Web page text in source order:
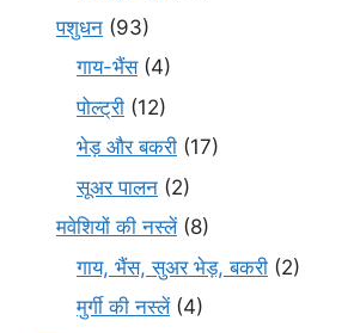
पशुधन (93)
गाय-भैंस(4)
पोल्ट्री (12)
भेड़ और बकरी (17)
सूअर पालन (2)
मवेशियों की नस्लें(8)
गाय, भैंस, सुअर भेड़, बकरी (2)
मुर्गी की नस्लें(4)